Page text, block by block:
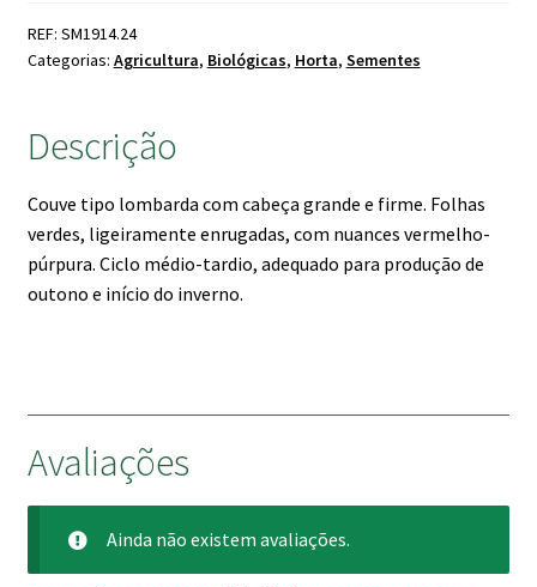
Michele
REF: SM1914.24
Categorias: Agricultura, Biológicas, Horta, Sementes
Descrição
Couve tipo lombarda com cabeça grande e firme. Folhas
verdes, ligeiramente enrugadas, com nuances vermelho-
púrpura. Ciclo médio-tardio, adequado para produção de
outono e início do inverno.
Avaliações
Ainda não existem avaliações.